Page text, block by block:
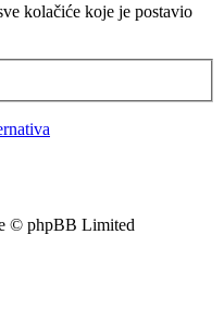
kolačiće koje je postavio
© phpBB Limited